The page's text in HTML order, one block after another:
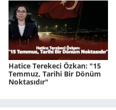
Hatice Terekeci Özkan: "15
Temmuz, Tarihi Bir Dönüm
Noktasıdır"